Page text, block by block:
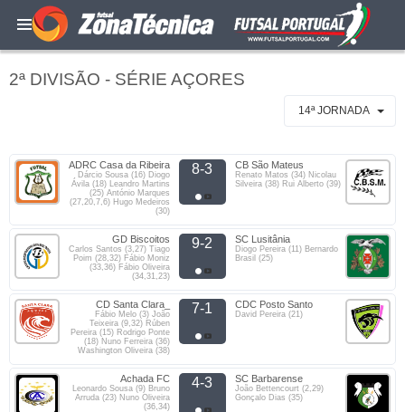
2ª DIVISÃO - SÉRIE AÇORES
14ª JORNADA
ADRC Casa da Ribeira
Dárcio Sousa (16) Diogo
Ávila (18) Leandro Martins
(25) António Marques
(27,20,7,6) Hugo Medeiros
(30)
8-3 CB São Mateus
Renato Matos (34) Nicolau
Silveira (38) Rui Alberto (39)
GD Biscoitos
Carlos Santos (3,27) Tiago
Poim (28,32) Fábio Moniz
(33,36) Fábio Oliveira
(34,31,23)
9-2 SC Lusitânia
Diogo Pereira (11) Bernardo
Brasil (25)
CD Santa Clara_
Fábio Melo (3) João
Teixeira (9,32) Rúben
Pereira (15) Rodrigo Ponte
(18) Nuno Ferreira (36)
Washington Oliveira (38)
7-1 CDC Posto Santo
David Pereira (21)
Achada FC
Leonardo Sousa (9) Bruno
Arruda (23) Nuno Oliveira
(36,34)
4-3 SC Barbarense
João Bettencourt (2,29)
Gonçalo Dias (35)